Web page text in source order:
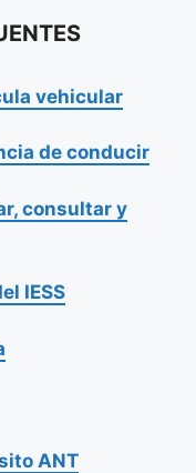
vehicular
de conducir
consultar y
IESS
ANT